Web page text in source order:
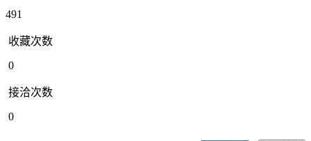
491
收藏次数
0
接洽次数
0